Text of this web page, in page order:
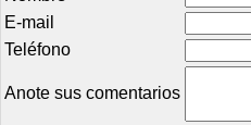
E-mail
Teléfono
Anote sus comentarios